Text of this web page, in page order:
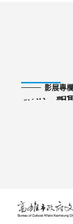
影展專欄
聊XR一